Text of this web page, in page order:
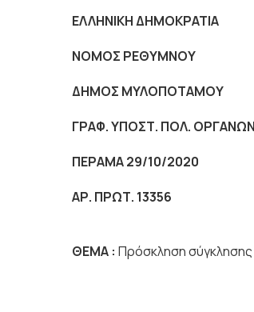
ΕΛΛΗΝΙΚΗ ΔΗΜΟΚΡΑΤΙΑ
NOMOΣ ΡΕΘΥΜΝΟΥ
ΔΗΜΟΣ ΜΥΛΟΠΟΤΑΜΟΥ
ΓΡΑΦ. ΥΠΟΣΤ. ΠΟΛ.
ΠΕΡΑΜΑ 29/10/2020
ΑΡ. ΠΡΩΤ. 13356
ΘΕΜΑ : Πρόσκληση